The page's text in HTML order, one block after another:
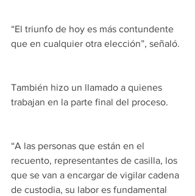
“El triunfo de hoy es más contundente
que en cualquier otra elección”, señaló.
También hizo un llamado a quienes
trabajan en la parte final del proceso.
“A las personas que están en el
recuento, representantes de casilla, los
que se van a encargar de vigilar cadena
de custodia, su labor es fundamental